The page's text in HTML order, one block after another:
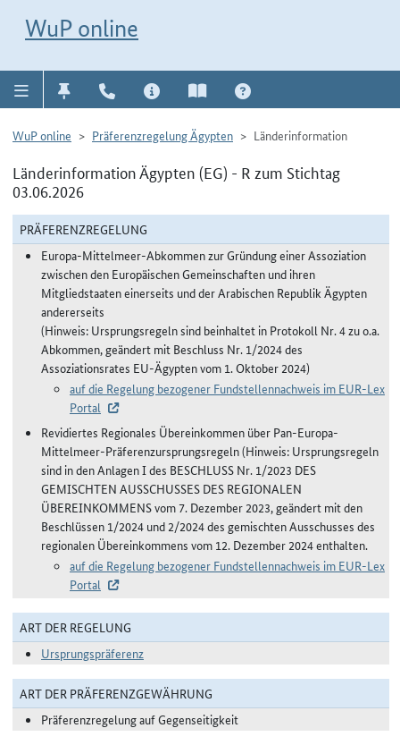
WuP online
WuP online Präferenzregelung Ägypten Länderinformation
Länderinformation Ägypten (EG) - R zum Stichtag
03.06.2026
PRÄFERENZREGELUNG
Europa-Mittelmeer-Abkommen zur Gründung einer Assoziation
zwischen den Europäischen Gemeinschaften und ihren
Mitgliedstaaten einerseits und der Arabischen Republik Ägypten
andererseits
(Hinweis: Ursprungsregeln sind beinhaltet in Protokoll Nr. 4 zu o.a.
Abkommen, geändert mit Beschluss Nr. 1/2024 des
Assoziationsrates EU-Ägypten vom 1. Oktober 2024)
auf die Regelung bezogener Fundstellennachweis im EUR-Lex
Portal
Revidiertes Regionales Übereinkommen über Pan-Europa-
Mittelmeer-Präferenzursprungsregeln (Hinweis: Ursprungsregeln
sind in den Anlagen I des BESCHLUSS Nr. 1/2023 DES
GEMISCHTEN AUSSCHUSSES DES REGIONALEN
ÜBEREINKOMMENS vom 7. Dezember 2023, geändert mit den
Beschlüssen 1/2024 und 2/2024 des gemischten Ausschusses des
regionalen Übereinkommens vom 12. Dezember 2024 enthalten.
auf die Regelung bezogener Fundstellennachweis im EUR-Lex
Portal
ART DER REGELUNG
Ursprungspräferenz
ART DER PRÄFERENZGEWÄHRUNG
Präferenzregelung auf Gegenseitigkeit